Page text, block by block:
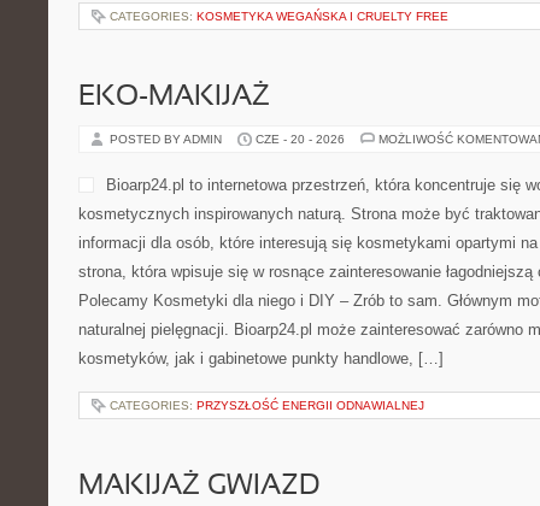
CATEGORIES: KOSMETYKA WEGAŃSKA I CRUELTY FREE
EKO-MAKIJAŻ
POSTED BY ADMIN CZE - 20 - 2026 MOŻLIWOŚĆ
Bioarp24.pl to internetowa przestrzeń, która koncentruje się
kosmetycznych inspirowanych naturą. Strona może być
informacji dla osób, które interesują się kosmetykami opartymi
strona, która wpisuje się w rosnące zainteresowanie
Polecamy Kosmetyki dla niego i DIY – Zrób to sam. Głównym
naturalnej pielęgnacji. Bioarp24.pl może zainteresować zarówno
kosmetyków, jak i gabinetowe punkty handlowe, […]
CATEGORIES: PRZYSZŁOŚĆ ENERGII ODNAWIALNEJ
MAKIJAŻ GWIAZD